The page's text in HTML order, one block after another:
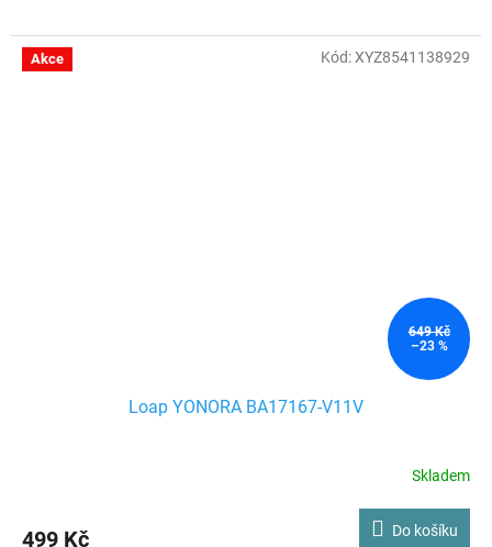
Akce
649 Kč
–23 %
Loap YONORA BA17167-V11V
Skladem
499 Kč Do košíku
Kód:XYZ8541138929